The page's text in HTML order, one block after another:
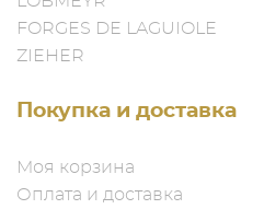
FORGES DE LAGUIOLE
ZIEHER
Покупка и доставка
Моя корзина
Оплата и доставка